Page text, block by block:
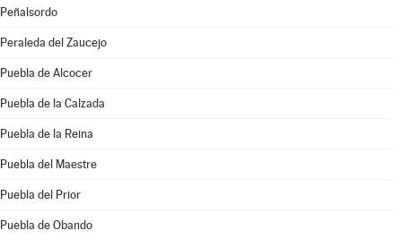
Peñalsordo
Peraleda del Zaucejo
Puebla de Alcocer
Puebla de la Calzada
Puebla de la Reina
Puebla del Maestre
Puebla del Prior
Puebla de Obando